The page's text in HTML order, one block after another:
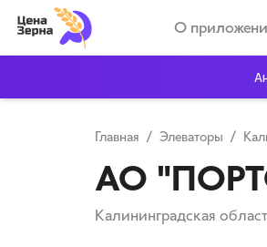
О
Главная / Элеваторы /
АО
Калининградская